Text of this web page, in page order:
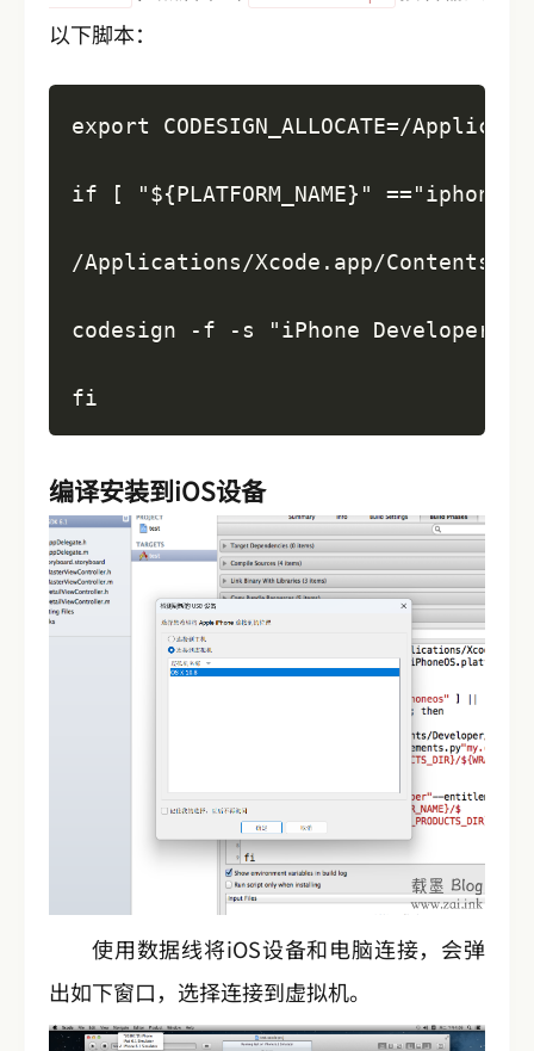
以下脚本：
export CODESIGN_ALLOCATE=/
if [ "${PLATFORM_NAME}"
/Applications/Xcode.app/Contents/
codesign -f -s "iPhone Developer"--
fi
编译安装到iOS设备
使用数据线将iOS设备和电脑连接，会弹
出如下窗口，选择连接到虚拟机。